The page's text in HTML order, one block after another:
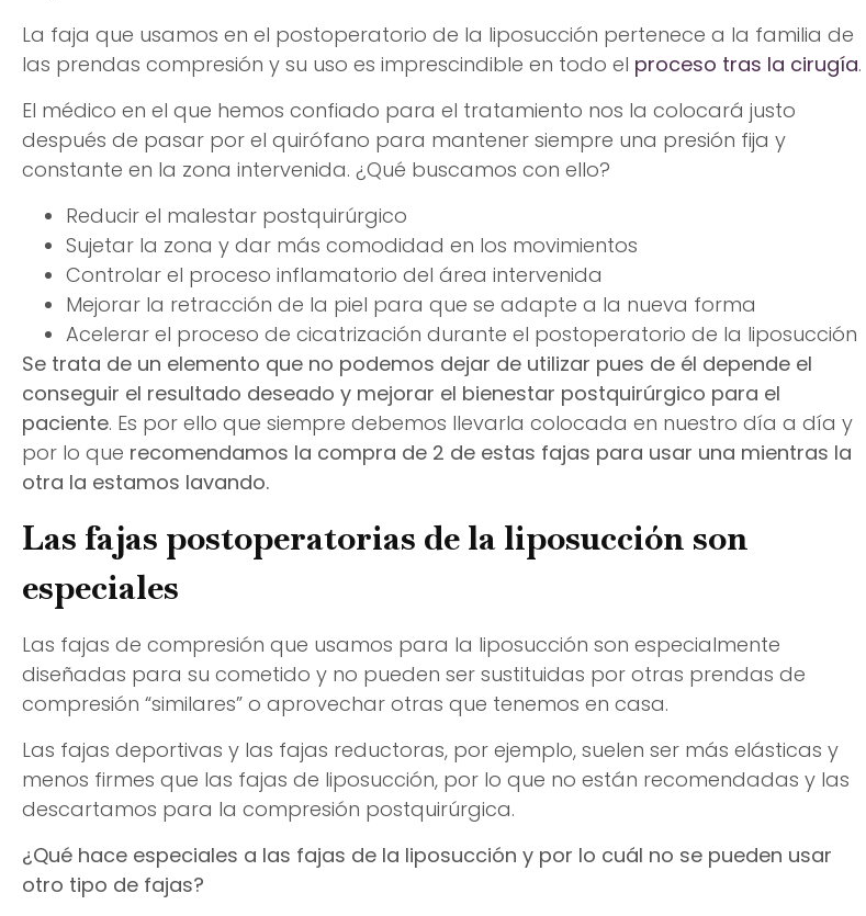
La faja que usamos en el postoperatorio de la liposucción pertenece a la familia de
las prendas compresión y su uso es imprescindible en todo el proceso tras la cirugía.
El médico en el que hemos confiado para el tratamiento nos la colocará justo
después de pasar por el quirófano para mantener siempre una presión fija y
constante en la zona intervenida. ¿Qué buscamos con ello?
Reducir el malestar postquirúrgico
Sujetar la zona y dar más comodidad en los movimientos
Controlar el proceso inflamatorio del área intervenida
Mejorar la retracción de la piel para que se adapte a la nueva forma
Acelerar el proceso de cicatrización durante el postoperatorio de la liposucción
Se trata de un elemento que no podemos dejar de utilizar pues de él depende el
conseguir el resultado deseado y mejorar el bienestar postquirúrgico para el
paciente. Es por ello que siempre debemos llevarla colocada en nuestro día a día y
por lo que recomendamos la compra de 2 de estas fajas para usar una mientras la
otra la estamos lavando.
Las fajas postoperatorias de la liposucción son
especiales
Las fajas de compresión que usamos para la liposucción son especialmente
diseñadas para su cometido y no pueden ser sustituidas por otras prendas de
compresión “similares” o aprovechar otras que tenemos en casa.
Las fajas deportivas y las fajas reductoras, por ejemplo, suelen ser más elásticas y
menos firmes que las fajas de liposucción, por lo que no están recomendadas y las
descartamos para la compresión postquirúrgica.
¿Qué hace especiales a las fajas de la liposucción y por lo cuál no se pueden usar
otro tipo de fajas?